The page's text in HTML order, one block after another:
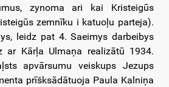
zynoma ari kai Kristeigūs
zemnīku i katuoļu parteja).
leidz pat 4. Saeimys darbeibys
ar Kārļa Ulmaņa realizātū 1934.
apvārsumu veiskups Jezups
prīšksādātuoja Paula Kalniņa